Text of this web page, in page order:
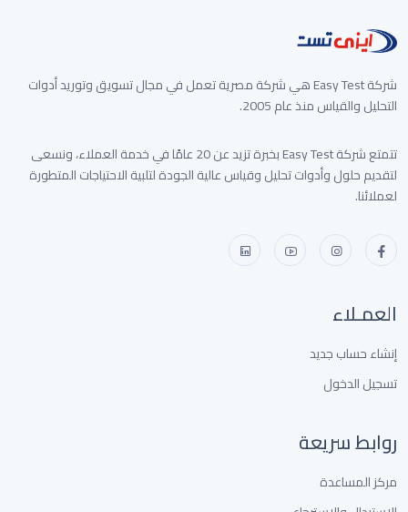
شركة Easy Test هي شركة مصرية تعمل في مجال تسويق وتوريد أدوات
التحليل والقياس منذ عام 2005.
تتمتع شركة Easy Test بخبرة تزيد عن 20 عامًا في خدمة العملاء، ونسعى
لتقديم حلول وأدوات تحليل وقياس عالية الجودة لتلبية الاحتياجات المتطورة
لعملائنا.
العمـلاء
إنشاء حساب جديد
تسجيل الدخول
روابط سريعة
مركز المساعدة